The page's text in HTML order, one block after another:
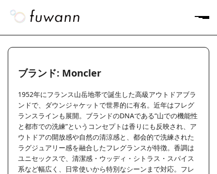
ブランド: Moncler
1952年にフランス山岳地帯で誕生した高級アウトドアブラ
ンドで、ダウンジャケットで世界的に有名。近年はフレグ
ランスラインも展開。ブランドのDNAである“山での機能性
と都市での洗練”というコンセプトは香りにも反映され、ア
ウトドアの開放感や自然の清涼感と、都会的で洗練された
ラグジュアリー感を融合したフレグランスが特徴。香調は
ユニセックスで、清潔感・ウッディ・シトラス・スパイス
系など幅広く、日常使いから特別なシーンまで対応。フレ